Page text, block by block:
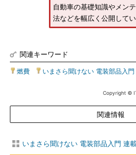
自動車の基礎知識やメン
法などを幅広く公開してい
関連キーワード
燃費 いまさら聞けない 電装部品入門
Copyright ©
関連情報
いまさら聞けない 電装部品入門 連